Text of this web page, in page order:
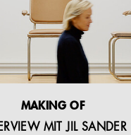
MAKING OF
MIT JIL SANDER